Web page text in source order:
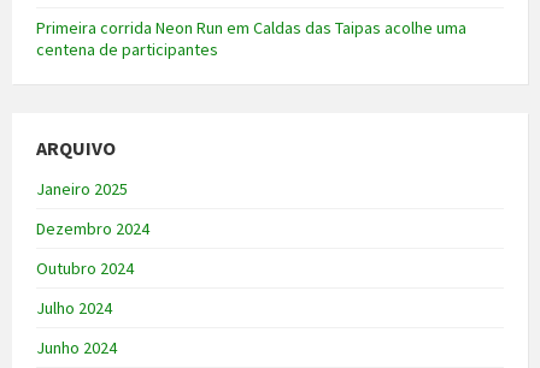
Primeira corrida Neon Run em Caldas das Taipas acolhe uma
centena de participantes
ARQUIVO
Janeiro 2025
Dezembro 2024
Outubro 2024
Julho 2024
Junho 2024